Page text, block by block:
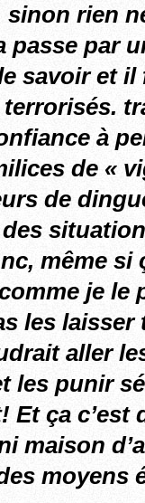
rien
passe par
savoir et il
à
de «
de
même si
je le
les laisser
aller
les punir
ça c’est
maison
moyens